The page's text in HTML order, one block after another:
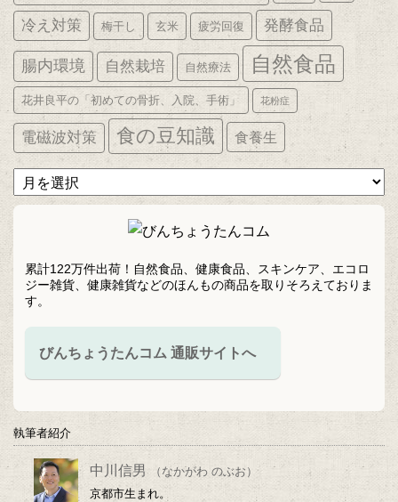
冷え対策 梅干し 玄米 疲労回復 発酵食品
腸内環境 自然栽培 自然療法 自然食品
花井良平の「初めての骨折、入院、手術」 花粉症
電磁波対策 食の豆知識 食養生
ア
ー
カ
累計122万件出荷！自然食品、健康食品、スキンケア、エコロ
ジー雑貨、健康雑貨などのほんもの商品を取りそろえておりま
す。
びんちょうたんコム 通販サイトへ
執筆者紹介
中川信男
（なかがわ のぶお）
京都市生まれ。